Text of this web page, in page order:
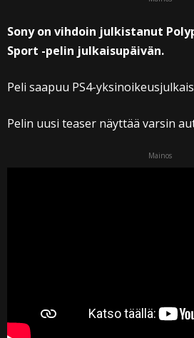
Sony on vihdoin julkistanut
Sport -pelin julkaisupäivän.
Peli saapuu PS4-
Pelin uusi teaser näyttää varsin
Mainos